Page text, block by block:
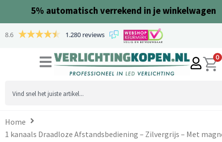
inhoud
5% automatisch verrekend in je winkelwagen
8.6 1.280 reviews
0
Home
1 kanaals Draadloze Afstandsbediening – Zilvergrijs – Met